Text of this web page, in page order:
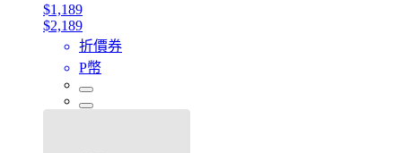
$1,189
$2,189
折價券
P幣